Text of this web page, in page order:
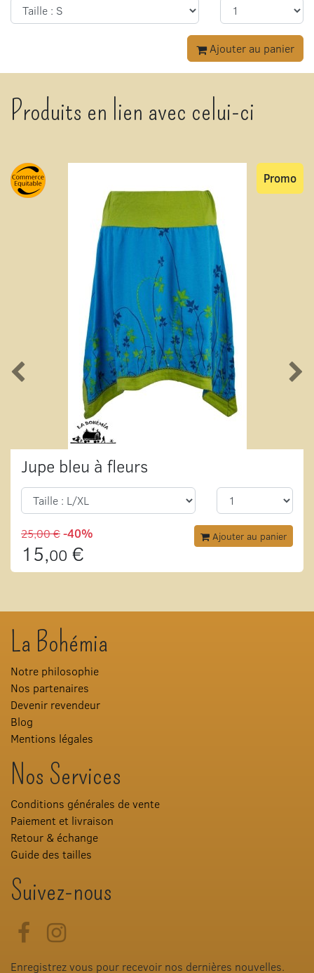
Ajouter au panier
Produits en lien avec celui-ci
Jupe bleu à fleurs
Promo
25,00 €-40%
15,00 €
Ajouter au panier
La Bohémia
Notre philosophie
Nos partenaires
Devenir revendeur
Blog
Mentions légales
Nos Services
Conditions générales de vente
Paiement et livraison
Retour & échange
Guide des tailles
Suivez-nous
FacebookInstagram
Enregistrez vous pour recevoir nos dernières nouvelles.